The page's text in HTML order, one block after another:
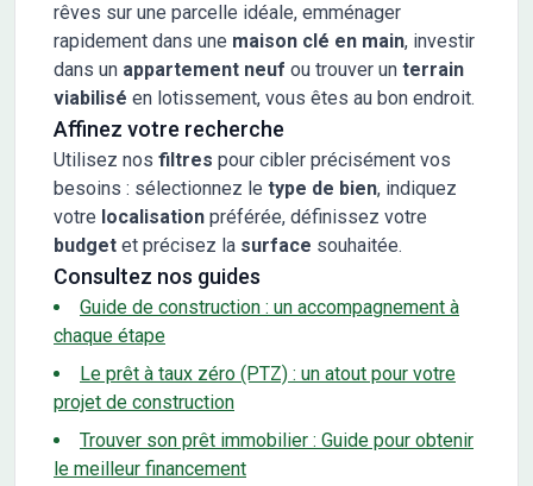
rêves sur une parcelle idéale, emménager
rapidement dans une maison clé en main, investir
dans un appartement neuf ou trouver un terrain
viabilisé en lotissement, vous êtes au bon endroit.
Affinez votre recherche
Utilisez nos filtres pour cibler précisément vos
besoins : sélectionnez le type de bien, indiquez
votre localisation préférée, définissez votre
budget et précisez la surface souhaitée.
Consultez nos guides
Guide de construction : un accompagnement à
chaque étape
Le prêt à taux zéro (PTZ) : un atout pour votre
projet de construction
Trouver son prêt immobilier : Guide pour obtenir
le meilleur financement